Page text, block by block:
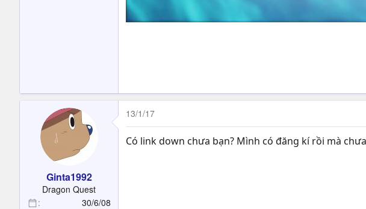
Ginta1992
Dragon Quest
30/6/08
13/1/17
Có link down chưa bạn? Mình có đăng kí rồi mà